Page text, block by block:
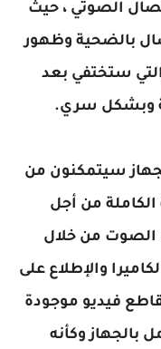
الصوتي ، حيث
بالضحية وظهور
ستختفي بعد
وبشكل سري.
سيتمكنون من
من أجل
الصوت من خلال
والإطلاع على
فيديو موجودة
بالجهاز وكأنه